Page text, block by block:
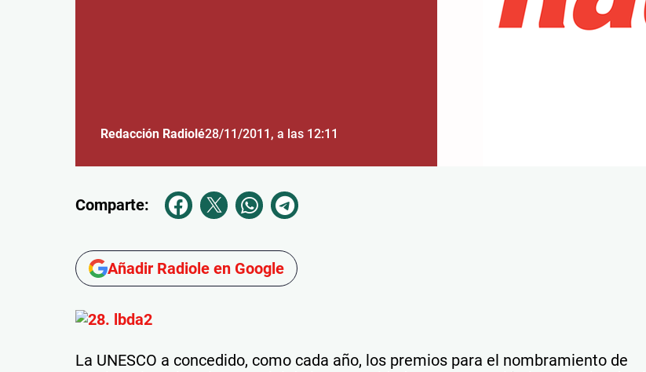
Redacción Radiolé28/11/2011 , a las 12:11
Comparte:
Añadir Radiole en Google
La UNESCO a concedido, como cada año, los premios para el nombramiento de